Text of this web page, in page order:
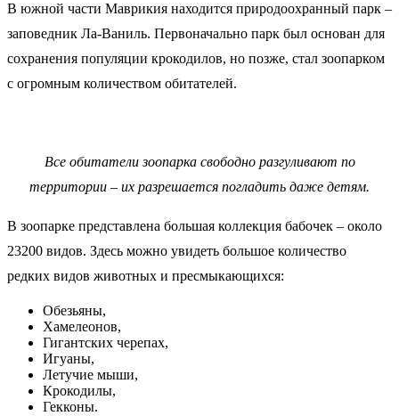
В южной части Маврикия находится природоохранный парк –
заповедник Ла-Ваниль. Первоначально парк был основан для
сохранения популяции крокодилов, но позже, стал зоопарком
с огромным количеством обитателей.
Все обитатели зоопарка свободно разгуливают по
территории – их разрешается погладить даже детям.
В зоопарке представлена большая коллекция бабочек – около
23200 видов. Здесь можно увидеть большое количество
редких видов животных и пресмыкающихся:
Обезьяны,
Хамелеонов,
Гигантских черепах,
Игуаны,
Летучие мыши,
Крокодилы,
Гекконы.